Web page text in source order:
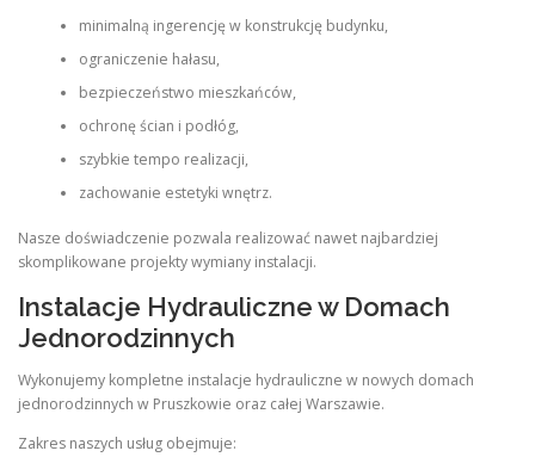
minimalną ingerencję w konstrukcję budynku,
ograniczenie hałasu,
bezpieczeństwo mieszkańców,
ochronę ścian i podłóg,
szybkie tempo realizacji,
zachowanie estetyki wnętrz.
Nasze doświadczenie pozwala realizować nawet najbardziej
skomplikowane projekty wymiany instalacji.
Instalacje Hydrauliczne w Domach
Jednorodzinnych
Wykonujemy kompletne instalacje hydrauliczne w nowych domach
jednorodzinnych w Pruszkowie oraz całej Warszawie.
Zakres naszych usług obejmuje: